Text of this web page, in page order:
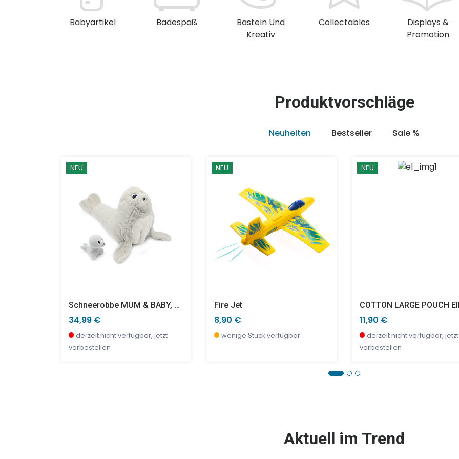
Babyartikel Badespaß
Basteln Und
Kreativ
Collectables
Displays &
Promotion
Produktvorschläge
Neuheiten Bestseller Sale %
NEU
Schneerobbe MUM & BABY, PLOUFOU
34,99 €
derzeit nicht verfügbar, jetzt
vorbestellen
NEU
Fire Jet
8,90 €
wenige Stück verfügbar
NEU
11,90 €
derzeit nicht verfügbar, jetzt
vorbestellen
Aktuell im Trend